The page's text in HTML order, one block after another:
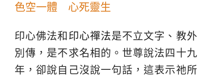
色空一體 心死靈生
印心佛法和 印心禪法是不立文字、教外
別傳，是不求名相的。世尊說法四十九
年，卻說自己沒說一句話，這表示祂所